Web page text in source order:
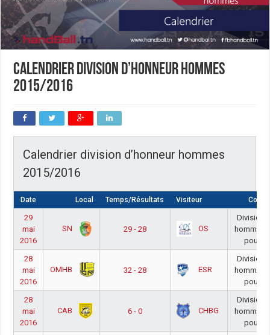
Calendrier division d’honneur hommes
2015/2016
Calendrier division d’honneur hommes
2015/2016
Date Local Temps/Résultats Visiteur
29
mai
2016
SN 29 - 28 OS
Division
hommes
poule
28
mai
2016
OMHB 32 - 28 ESR
Division
hommes
poule
28
mai
2016
CAB 6 - 0 CHBG
Division
hommes
poule